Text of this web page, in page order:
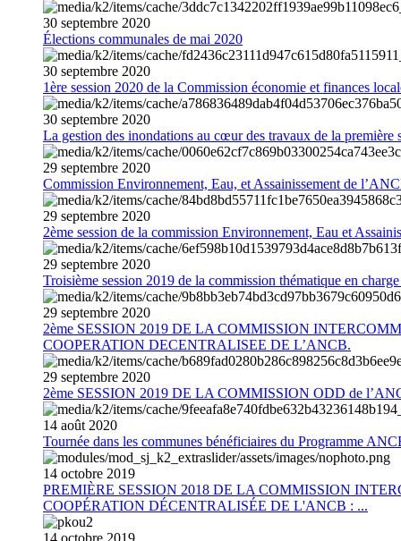
30 septembre 2020
Élections communales de mai 2020
30 septembre 2020
1ère session 2020 de la Commission économie et finances
30 septembre 2020
La gestion des inondations au cœur des travaux de la première
29 septembre 2020
Commission Environnement, Eau, et Assainissement de
29 septembre 2020
2ème session de la commission Environnement, Eau et
29 septembre 2020
Troisième session 2019 de la commission thématique en
29 septembre 2020
2ème SESSION 2019 DE LA COMMISSION
COOPERATION DECENTRALISEE DE L’ANCB.
29 septembre 2020
2ème SESSION 2019 DE LA COMMISSION ODD de
14 août 2020
Tournée dans les communes bénéficiaires du Programme
14 octobre 2019
PREMIÈRE SESSION 2018 DE LA COMMISSION
COOPÉRATION DÉCENTRALISÉE DE L'ANCB : ...
14 octobre 2019